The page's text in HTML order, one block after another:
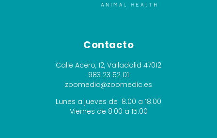
Contacto
Calle Acero, 12, Valladolid 47012
983 23 52 01
zoomedic@zoomedic.es
Lunes a jueves de 8.00 a 18.00
Viernes de 8.00 a 15.00